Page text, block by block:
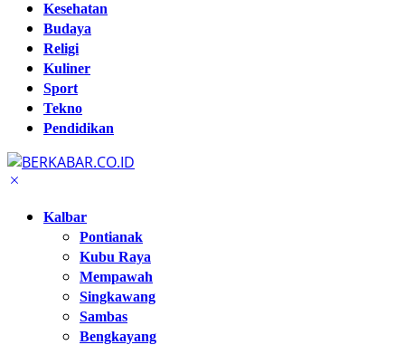
Kesehatan
Budaya
Religi
Kuliner
Sport
Tekno
Pendidikan
Kalbar
Pontianak
Kubu Raya
Mempawah
Singkawang
Sambas
Bengkayang